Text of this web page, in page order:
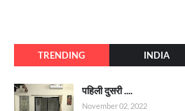
TRENDING INDIA
पहिली दुसरी ....
November 02, 2022